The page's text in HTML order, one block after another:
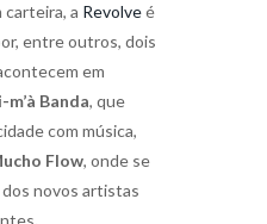
carteira, a Revolveé
entre outros, dois
em
m’à Banda, que
com música,
Flow, onde se
novos artistas